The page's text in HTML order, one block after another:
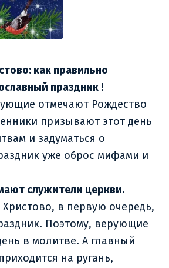
как правильно
праздник !
отмечают Рождество
призывают этот день
и задуматься о
уже оброс мифами и
служители церкви.
в первую очередь,
Поэтому, верующие
в молитве. А главный
на ругань,